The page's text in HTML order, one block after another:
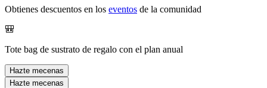
Obtienes descuentos en los eventos de la comunidad
🎒
Tote bag de sustrato de regalo con el plan anual
Hazte mecenas
Hazte mecenas